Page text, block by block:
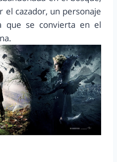
el cazador, un personaje
que se convierta en el